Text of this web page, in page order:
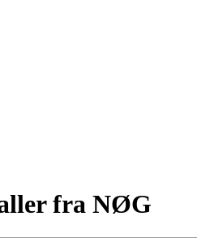
fra NØG